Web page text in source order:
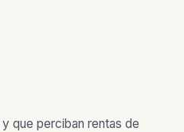
que perciban rentas de